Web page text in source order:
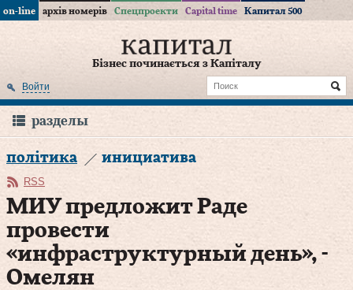
on-line архів номерів Спецпроекти Capital time Капитал 500
Бізнес починається з Капіталу
Войти
разделы
політика инициатива
RSS
МИУ предложит Раде
провести
«инфраструктурный день», -
Омелян